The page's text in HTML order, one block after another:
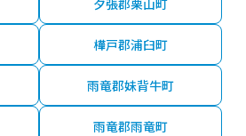
樺戸郡浦臼町
雨竜郡妹背牛町
雨竜郡雨竜町